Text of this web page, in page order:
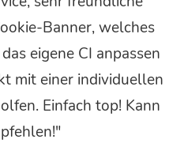
Banner, welches
eigene CI anpassen
mit einer individuellen
Einfach top! Kann